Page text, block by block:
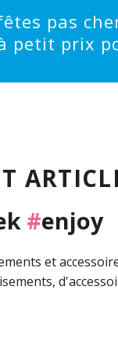
pas
petit prix
#enjoy
et